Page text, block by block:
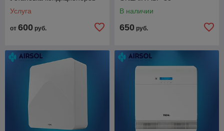
Услуга
от 600 руб.
В наличии
650 руб.